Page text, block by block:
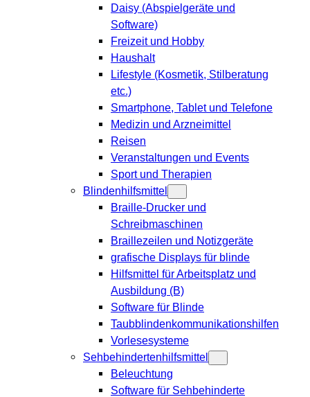
Daisy (Abspielgeräte und
Software)
Freizeit und Hobby
Haushalt
Lifestyle (Kosmetik, Stilberatung
etc.)
Smartphone, Tablet und Telefone
Medizin und Arzneimittel
Reisen
Veranstaltungen und Events
Sport und Therapien
Blindenhilfsmittel
Braille-Drucker und
Schreibmaschinen
Braillezeilen und Notizgeräte
grafische Displays für blinde
Hilfsmittel für Arbeitsplatz und
Ausbildung (B)
Software für Blinde
Taubblindenkommunikationshilfen
Vorlesesysteme
Sehbehindertenhilfsmittel
Beleuchtung
Software für Sehbehinderte